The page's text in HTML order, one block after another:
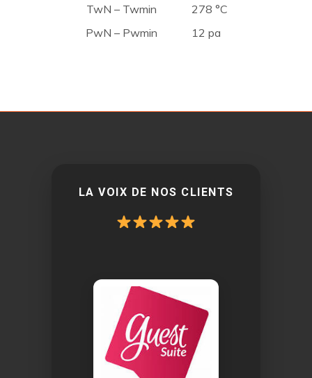
TwN – Twmin
278 °C
PwN – Pwmin
12 pa
LA VOIX DE NOS CLIENTS